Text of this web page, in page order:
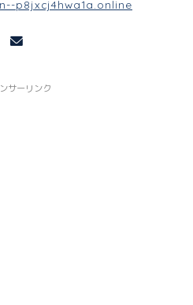
p8jxcj4hwa1a.online
サーリンク